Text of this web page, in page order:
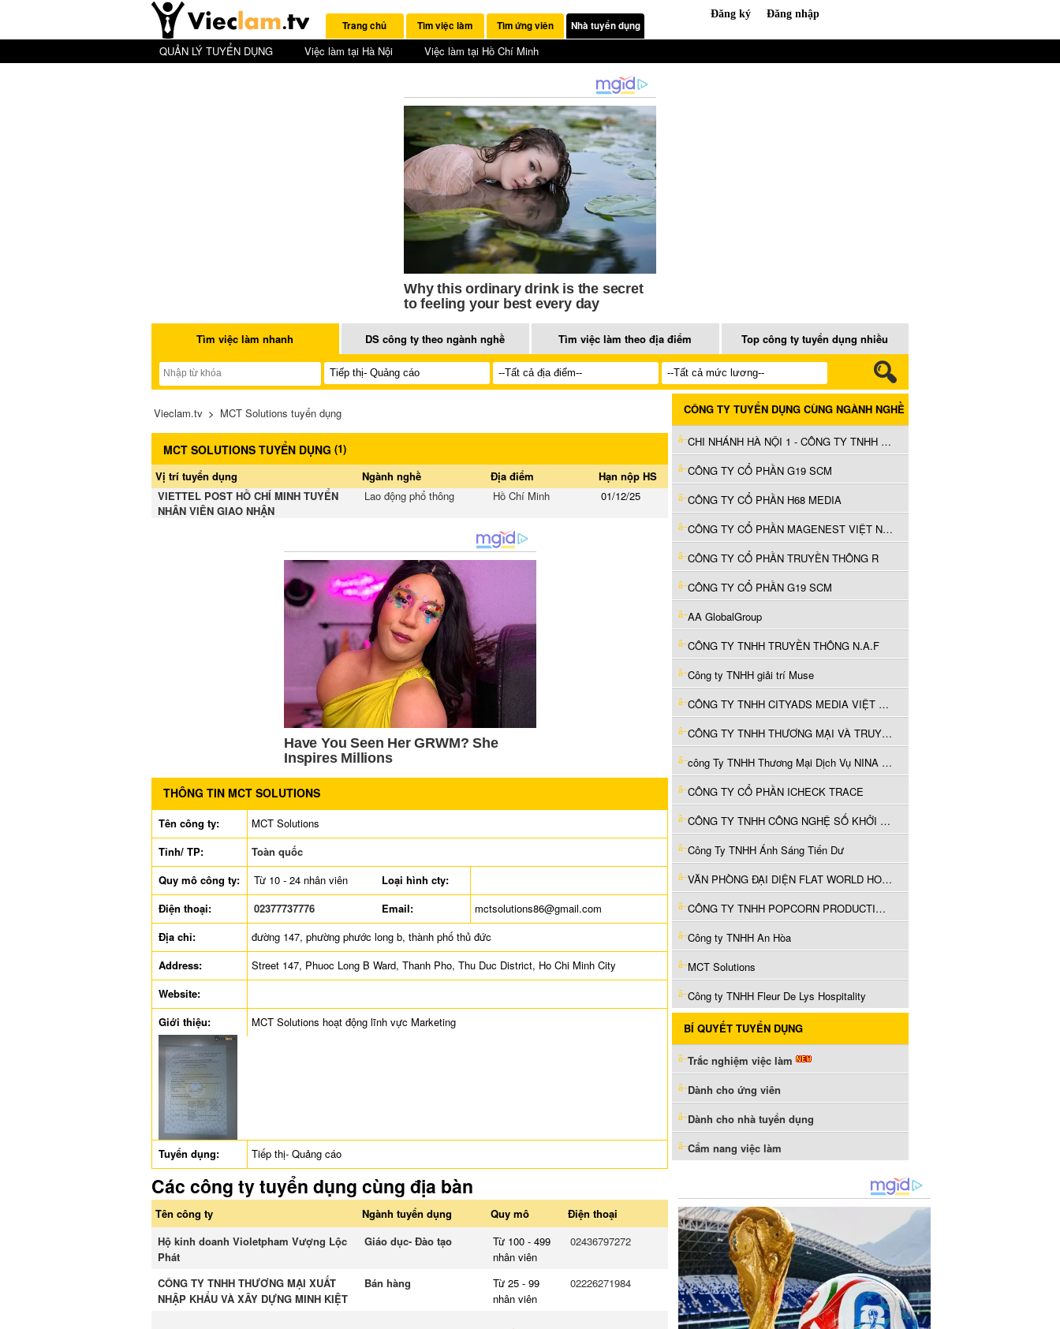
Trang chủ Tìm việc làm Tìm ứng viên Nhà tuyển dụng
QUẢN LÝ TUYỂN DỤNG Việc làm tại Hà Nội Việc làm tại Hồ Chí Minh
Tìm việc làm nhanh DS công ty theo ngành nghề Tìm việc làm theo địa điểm Top công ty tuyển dụng nhiều
Vieclam.tv > MCT Solutions tuyển dụng
MCT SOLUTIONS TUYỂN DỤNG (1)
Vị trí tuyển dụng
Ngành nghề Địa điểm
Hạn nộp HS
VIETTEL POST HỒ CHÍ MINH TUYỂN
NHÂN VIÊN GIAO NHẬN
Lao động phổ thông Hồ Chí Minh 01/12/25
THÔNG TIN MCT SOLUTIONS
Tên công ty:
MCT Solutions
Tỉnh/ TP:
Toàn quốc
Quy mô công ty:
Từ 10 - 24 nhân viên
Loại hình cty:
Điện thoại:
02377737776 Email:
mctsolutions86@gmail.com
Địa chỉ:
đường 147, phường phước long b, thành phố thủ đức
Address:
Street 147, Phuoc Long B Ward, Thanh Pho, Thu Duc District, Ho Chi Minh City
Website:
Giới thiệu:
MCT Solutions hoạt động lĩnh vực Marketing
Tuyển dụng: Tiếp thị- Quảng cáo
Các công ty tuyển dụng cùng địa bàn
Tên công ty Ngành tuyển dụng Quy mô
Điện thoại
Hộ kinh doanh Violetpham Vượng Lộc
Phát
Giáo dục- Đào tạo
Từ 100 - 499
nhân viên
02436797272
CÔNG TY TNHH THƯƠNG MẠI XUẤT
NHẬP KHẨU VÀ XÂY DỰNG MINH KIỆT
Bán hàng
Từ 25 - 99
nhân viên
02226271984
CÔNG TY TUYỂN DỤNG CÙNG NGÀNH NGHỀ
CHI NHÁNH HÀ NỘI 1 - CÔNG TY TNHH TRUYỀN HÌNH CÁP SAIGONTOURIST
CÔNG TY CỔ PHẦN G19 SCM
CÔNG TY CỔ PHẦN H68 MEDIA
CÔNG TY CỔ PHẦN MAGENEST VIỆT NAM
CÔNG TY CỔ PHẦN TRUYỀN THÔNG R
CÔNG TY CỔ PHẦN G19 SCM
AA GlobalGroup
CÔNG TY TNHH TRUYỀN THÔNG N.A.F
Công ty TNHH giải trí Muse
CÔNG TY TNHH CITYADS MEDIA VIỆT NAM
CÔNG TY TNHH THƯƠNG MẠI VÀ TRUYỀN THÔNG MINH HOÀNG
công Ty TNHH Thương Mại Dịch Vụ NINA Nguyễn
CÔNG TY CỔ PHẦN ICHECK TRACE
CÔNG TY TNHH CÔNG NGHỆ SỐ KHỞI VIỆT
Công Ty TNHH Ánh Sáng Tiến Dư
VĂN PHÒNG ĐẠI DIỆN FLAT WORLD HOME PRIVATE LIMITED TẠI THÀNH PHỐ HỒ CHÍ MINH
CÔNG TY TNHH POPCORN PRODUCTIONS
Công ty TNHH An Hòa
MCT Solutions
Công ty TNHH Fleur De Lys Hospitality
BÍ QUYẾT TUYỂN DỤNG
Trắc nghiệm việc làm
Dành cho ứng viên
Dành cho nhà tuyển dụng
Cẩm nang việc làm